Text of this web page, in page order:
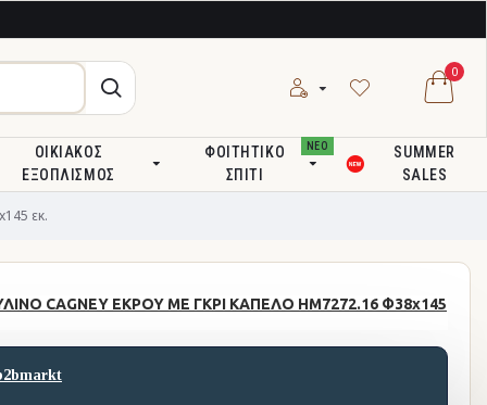
0
ΟΙΚΙΑΚΌΣ
ΕΞΟΠΛΙΣΜΌΣ
ΦΟΙΤΗΤΙΚΌ
ΣΠΊΤΙ
ΝΕΟ
SUMMER
SALES
εκ.
CAGNEY ΕΚΡΟΥ ΜΕ ΓΚΡΙ ΚΑΠΕΛΟ HM7272.16 Φ38x145